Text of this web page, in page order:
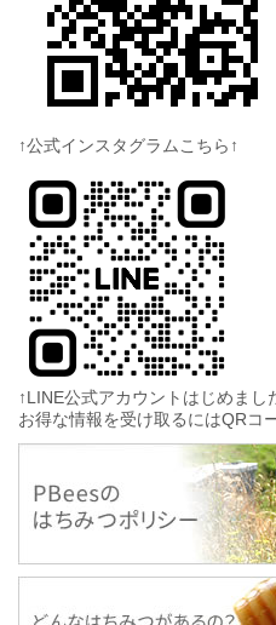
↑公式インスタグラムこちら↑
↑LINE公式アカウントはじめまし
お得な情報を受け取るにはQRコ